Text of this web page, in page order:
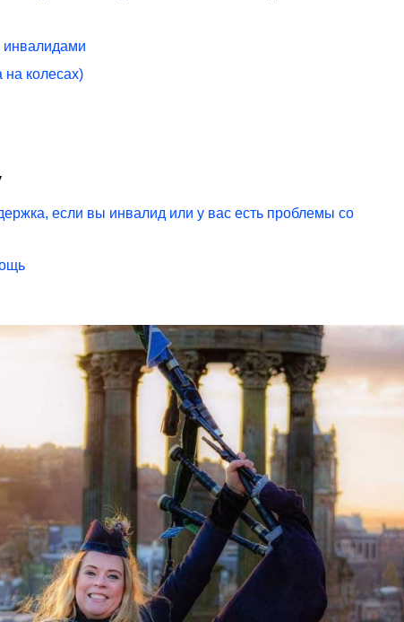
инвалидами
на колесах)
если вы инвалид или у вас есть проблемы со